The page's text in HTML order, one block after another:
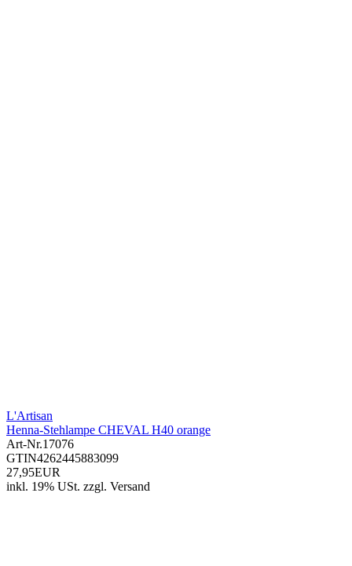
L'Artisan
Henna-Stehlampe CHEVAL H40 orange
Art-Nr.17076
GTIN4262445883099
27,95EUR
inkl. 19% USt. zzgl. Versand